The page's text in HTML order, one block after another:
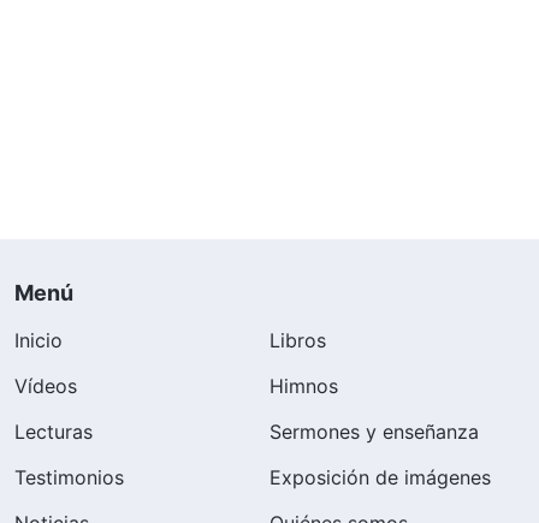
Menú
Inicio
Libros
Vídeos
Himnos
Lecturas
Sermones y enseñanza
Testimonios
Exposición de imágenes